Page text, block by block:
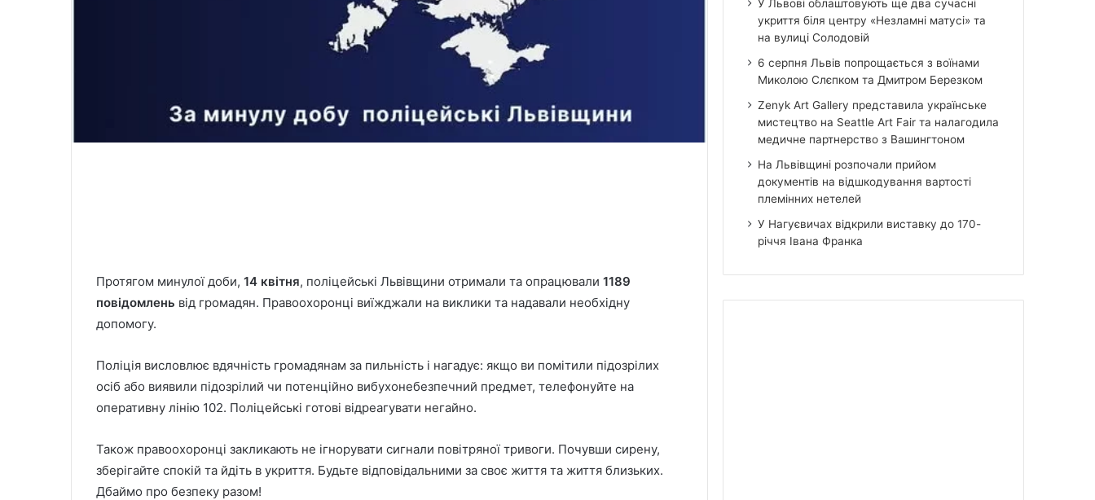
Протягом минулої доби, 14 квітня, поліцейські Львівщини отримали та опрацювали 1189
повідомлень від громадян. Правоохоронці виїжджали на виклики та надавали необхідну
допомогу.
Поліція висловлює вдячність громадянам за пильність і нагадує: якщо ви помітили підозрілих
осіб або виявили підозрілий чи потенційно вибухонебезпечний предмет, телефонуйте на
оперативну лінію 102. Поліцейські готові відреагувати негайно.
Також правоохоронці закликають не ігнорувати сигнали повітряної тривоги. Почувши сирену,
зберігайте спокій та йдіть в укриття. Будьте відповідальними за своє життя та життя близьких.
Дбаймо про безпеку разом!
У Львові облаштовують ще два сучасні
укриття біля центру «Незламні матусі» та
на вулиці Солодовій
6 серпня Львів попрощається з воїнами
Миколою Слєпком та Дмитром Березком
Zenyk Art Gallery представила українське
мистецтво на Seattle Art Fair та налагодила
медичне партнерство з Вашингтоном
На Львівщині розпочали прийом
документів на відшкодування вартості
племінних нетелей
У Нагуєвичах відкрили виставку до 170-
річчя Івана Франка